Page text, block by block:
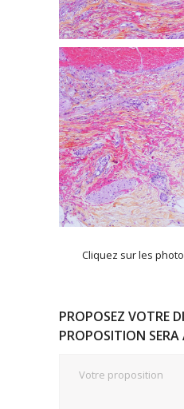
Cliquez sur les
PROPOSEZ VOTRE
PROPOSITION